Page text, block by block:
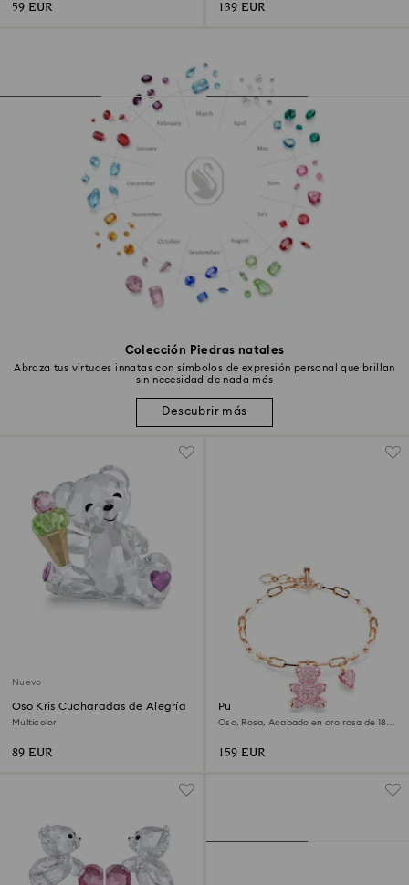
Colección Piedras natales
Abraza tus virtudes innatas con símbolos de expresión personal que brillan
sin necesidad de nada más
Descubrir más
59 EUR 139 EUR
Nuevo
Oso Kris Cucharadas de Alegría
Multicolor
89 EUR
Pulsera Teddy
Oso, Rosa, Acabado en oro rosa de 18
159 EUR